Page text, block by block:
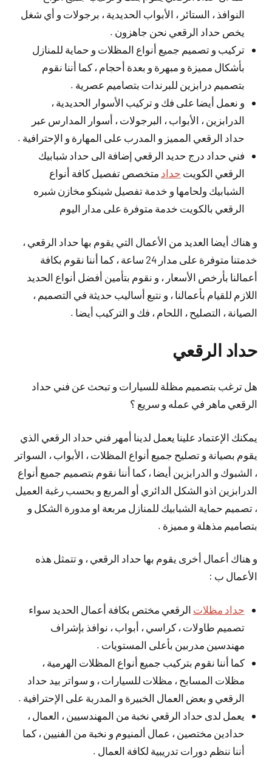
النوافذ ، الستائر ، الأبواب الحديدية ، برجولات و أي شغل
يخص حداد الرقعي نحن جاهزون .
تركيب و تصميم جميع أنواع المظلات و حماية للمنازل
بأشكال مميزة و مبهرة و بعدة أحجام ، كما أننا نقوم
بتصميم درابزين للبرندات بتصاميم عصرية .
و نعمل أيضا على فك و تركيب الأسوار الحديدية ،
الدرابزين ، الأبواب ، البرجولات ، أسوار المدارس عبر
حداد الرقعي المميز و المدرب على المهارة و الإحترافية .
فني حداد درج حديد الرقعي إضافة الى حداد شبابيك
الرقعي الكويت حداد متخصص تفصيل كافة أنواع
الشبابيك ولحامها و خدمة تفصيل شينكو مخازن شبره
الرقعي بالكويت خدمة متوفرة على مدار اليوم
و هناك أيضا العديد من الأعمال التي يقوم بها حداد الرقعي ،
خدمتنا متوفرة على مدار 24 ساعة ، كما أننا نقوم بكافة
أعمالنا بأرخص الأسعار ، و نقوم بتأمين أفضل أنواع الحديد
اللازم للقيام بأعمالنا ، و نتبع أساليب حديثة في التصميم ،
الصيانة ، التصليح ، اللحام ، فك و التركيب أيضا .
حداد الرقعي
هل ترغب بتصميم مظلة للسيارات و تبحث عن فني حداد
الرقعي ماهر في عمله و سريع ؟
يمكنك الإعتماد علينا يعمل لدينا أمهر فني حداد الرقعي الذي
يقوم بصيانة و تصليح جميع أنواع المظلات ، الأبواب ، السواتر
، الشبوك و الدرابزين أيضا ، كما أننا نقوم بتصميم جميع أنواع
الدرابزين اذو الشكل الدائري أو المربع و بحسب رغبة العميل
، تصميم حماية الشبابيك للمنازل مربعة او مدورة الشكل و
بتصاميم مذهلة و مميزة .
و هناك أعمال أخرى يقوم بها حداد الرقعي ، و تتمثل هذه
الأعمال ب :
حداد مظلات الرقعي مختص بكافة أعمال الحديد سواء
تصميم طاولات ، كراسي ، أبواب ، نوافذ بإشراف
مهندسين مدربين بأعلى المستويات .
كما أننا نقوم بتركيب جميع أنواع المظلات الهرمية ،
مظلات المسابح ، مظلات للسيارات ، و سواتر بيد حداد
الرقعي و بعض العمال الخبيرة و المدربة على الإحترافية .
يعمل لدى حداد الرقعي نخبة من المهندسيين ، العمال ،
حدادين مختصين ، عمال ألمنيوم و نخبة من الفنيين ، كما
أننا ننظم دورات تدريبية لكافة العمال .